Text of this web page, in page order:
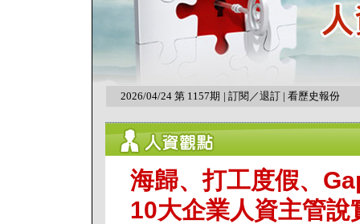
2026/04/24 第 1157期 | 訂閱／退訂 | 看歷史報份
海歸、打工度假、
10大企業人資主管說